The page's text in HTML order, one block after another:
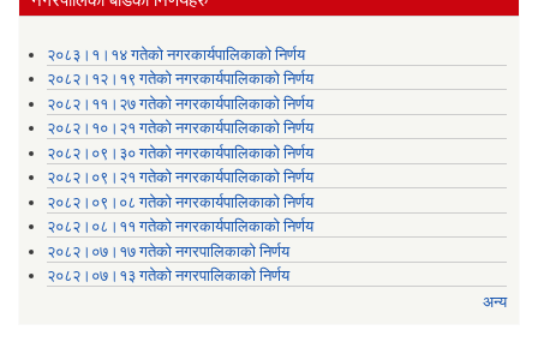
२०८३।१।१४ गतेको नगरकार्यपालिकाको निर्णय
२०८२।१२।१९ गतेको नगरकार्यपालिकाको निर्णय
२०८२।११।२७ गतेको नगरकार्यपालिकाको निर्णय
२०८२।१०।२१ गतेको नगरकार्यपालिकाको निर्णय
२०८२।०९।३० गतेको नगरकार्यपालिकाको निर्णय
२०८२।०९।२१ गतेको नगरकार्यपालिकाको निर्णय
२०८२।०९।०८ गतेको नगरकार्यपालिकाको निर्णय
२०८२।०८।११ गतेको नगरकार्यपालिकाको निर्णय
२०८२।०७।१७ गतेको नगरपालिकाको निर्णय
२०८२।०७।१३ गतेको नगरपालिकाको निर्णय
अन्य